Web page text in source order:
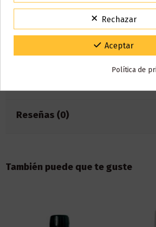
2️⃣ Si lo deseas, añade la cantidad de nicotina
3️⃣ Agita bien para asegurar una mezcla
ingredientes.
Reseñas (0)
También puede que te guste
Código:VACACIONES15
Gracias por tu paciencia y por seguir confiando en
Rechazar
Aceptar
Política de